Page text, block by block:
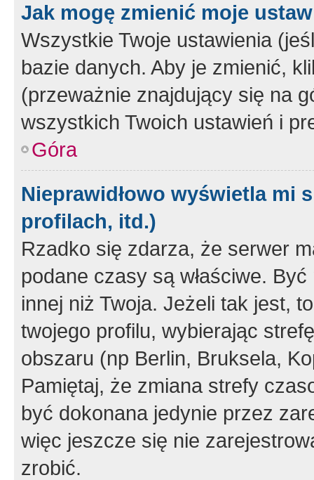
Jak mogę zmienić moje
Wszystkie Twoje ustawienia
bazie danych. Aby je zmienić,
(przeważnie znajdujący się na
wszystkich Twoich ustawień i
Góra
Nieprawidłowo wyświetla mi
profilach, itd.)
Rzadko się zdarza, że serwer
podane czasy są właściwe.
innej niż Twoja. Jeżeli tak jest,
twojego profilu, wybierając
obszaru (np Berlin, Bruksela,
Pamiętaj, że zmiana strefy
być dokonana jedynie przez
więc jeszcze się nie
zrobić.